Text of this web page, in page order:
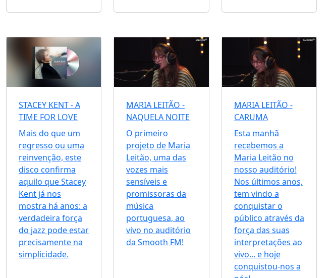
STACEY KENT - A
TIME FOR LOVE
Mais do que um
regresso ou uma
reinvenção, este
disco confirma
aquilo que Stacey
Kent já nos
mostra há anos: a
verdadeira força
do jazz pode estar
precisamente na
simplicidade.
MARIA LEITÃO -
NAQUELA NOITE
O primeiro
projeto de Maria
Leitão, uma das
vozes mais
sensíveis e
promissoras da
música
portuguesa, ao
vivo no auditório
da Smooth FM!
MARIA LEITÃO -
CARUMA
Esta manhã
recebemos a
Maria Leitão no
nosso auditório!
Nos últimos anos,
tem vindo a
conquistar o
público através da
força das suas
interpretações ao
vivo... e hoje
conquistou-nos a